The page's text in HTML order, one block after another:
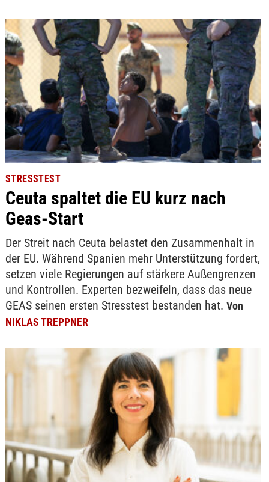
STRESSTEST
Ceuta spaltet die EU kurz nach
Geas-Start
Der Streit nach Ceuta belastet den Zusammenhalt in
der EU. Während Spanien mehr Unterstützung fordert,
setzen viele Regierungen auf stärkere Außengrenzen
und Kontrollen. Experten bezweifeln, dass das neue
GEAS seinen ersten Stresstest bestanden hat. Von
NIKLAS TREPPNER